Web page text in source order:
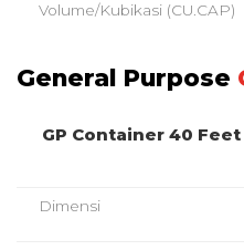
Volume/Kubikasi (CU.CAP)
General Purpose
GP Container 40 Feet
Dimensi